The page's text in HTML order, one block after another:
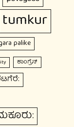
tumkur
palike
ಕಾಂಗ್ರೆಸ್